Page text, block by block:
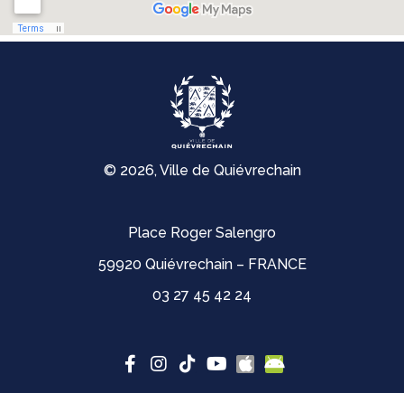
© 2026, Ville de Quiévrechain
Place Roger Salengro
59920 Quiévrechain – FRANCE
03 27 45 42 24